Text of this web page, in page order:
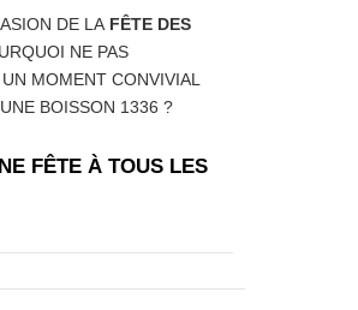
DE LA FÊTE DES
NE PAS
MOMENT CONVIVIAL
BOISSON 1336 ?
FÊTE À TOUS LES